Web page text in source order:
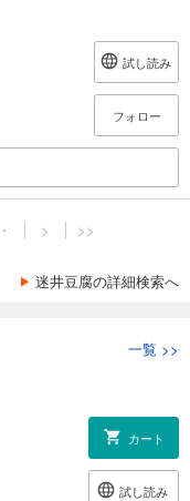
試し読み
フォロー
・ > >>
迷井豆腐の詳細検索へ
一覧 >>
カート
試し読み